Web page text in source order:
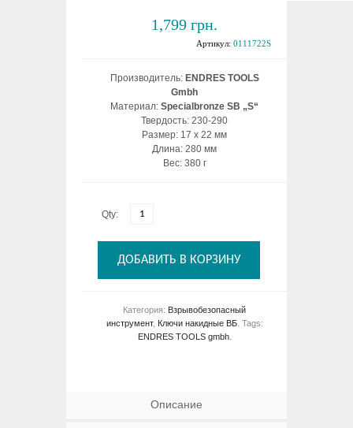
1,799 грн.
Артикул: 0111722S
Производитель: ENDRES TOOLS
Gmbh
Материал: Specialbronze SB „S“
Твердость: 230-290
Размер: 17 х 22 мм
Длина: 280 мм
Вес: 380 г
Qty:
ДОБАВИТЬ В КОРЗИНУ
Категория: Взрывобезопасный
инструмент, Ключи накидные ВБ. Tags:
ENDRES TOOLS gmbh.
Описание